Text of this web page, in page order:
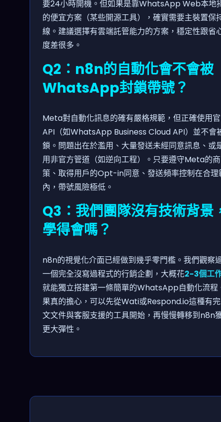
要24小時開機。但如果是靠WhatsApp Web本地
的便宜方案（某些開源工具），確實需要主裝置保
線。建議選擇有雲端託管能力的方案，穩定性跟省
度差很多。
Q2：n8n的自動化會不會被
WhatsApp封鎖帶號？
Meta對自動化訊息的確有嚴格規範，但正確使用
API（如WhatsApp Business Cloud API）並不會
鎖。問題出在於濫用、大量發送未經同意訊息、或
用非官方管道（如逆向工程）。只要遵守Meta的
策、取得用戶的Opt-in同意、發送頻率控制在合理
內，帶號風險極低。
Q3：我們團隊沒有技術背景
學得會嗎？
n8n的視覺化介面已經做到幾乎零門檻。我們觀察
一個完全沒寫過程式的行銷企劃，大概花2-3個工
就能獨立搭建第一條簡單的WhatsApp自動化流程
果真的擔心，可以先從Wati或Respond.io這種有
文文件與客服支援的工具開始，再慢慢轉移到n8n
更大彈性。